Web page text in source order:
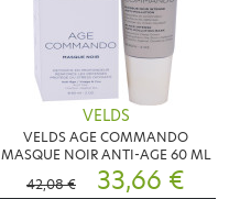
VELDS
VELDS AGE COMMANDO
MASQUE NOIR ANTI-AGE 60 ML
42,08 €
33,66 €